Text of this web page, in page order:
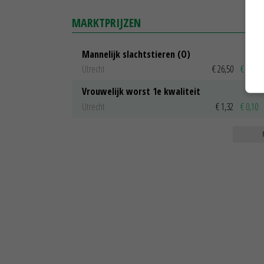
MARKTPRIJZEN
Mannelijk slachtstieren (O)
Utrecht
€ 26,50 € 0,50
Vrouwelijk worst 1e kwaliteit
Utrecht
€ 1,32 € 0,10